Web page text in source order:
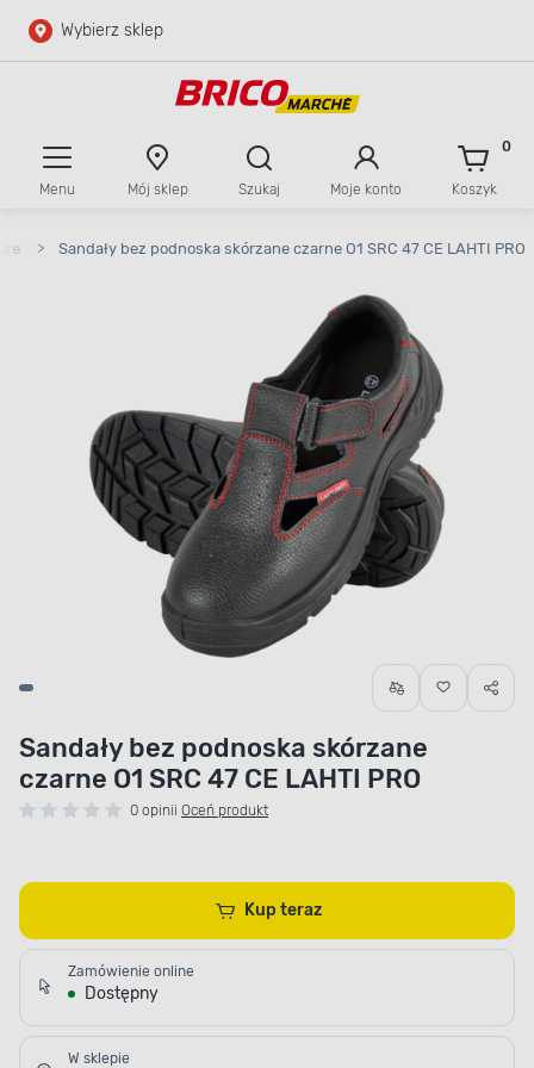
Przejdź do głównej zawartości
Wybierz sklep
Menu Mój sklep Szukaj Moje konto Koszyk
0
> Sandały bez podnoska skórzane czarne O1 SRC 47 CE LAHTI PRO
Sandały bez podnoska skórzane
czarne O1 SRC 47 CE LAHTI PRO
0 opinii Oceń produkt
Kup teraz
Zamówienie online
Dostępny
W sklepie